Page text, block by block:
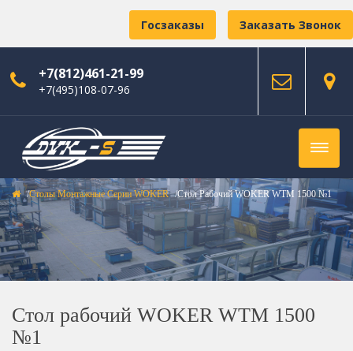
Заказать Звонок
Госзаказы
+7(812)461-21-99
+7(495)108-07-96
Столы Монтажные Серии WOKER Стол Рабочий WOKER WTM 1500 №1
Стол рабочий WOKER WTM 1500
№1